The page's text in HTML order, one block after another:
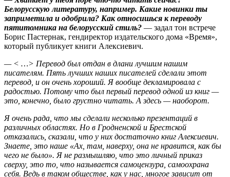
Белорусскую литературу, например. Какие новинки ты
заприметила и одобрила? Как относишься к переводу
пятитомника на белорусский стиль? — задал тон встрече
Борис Пастернак, гендиректор издательского дома «Время»,
который публикует книги Алексиевич.
— < …> Перевод был отдан в длани лучшим нашим
писателям. Пять лучших наших писателей сделали этот
перевод, и он очень хороший. Я вообще декламировала с
радостью. Потому что был первый перевод одной из книг —
это, конечно, было грустно читать. А здесь — наоборот.
Я очень рада, что мы сделали несколько презентаций в
различных областях. Но в Гродненской и Брестской
отказались, сказали, что у них достаточно книг Алексиевич.
Знаете, это наше «Ах, там, наверху, она не нравится, как бы
чего не было». Я не размышляю, что это личный приказ
сверху, это то, что называется самоцензура, самоохрана
себя. Ведь в таком обществе, как у нас, многое зависит от